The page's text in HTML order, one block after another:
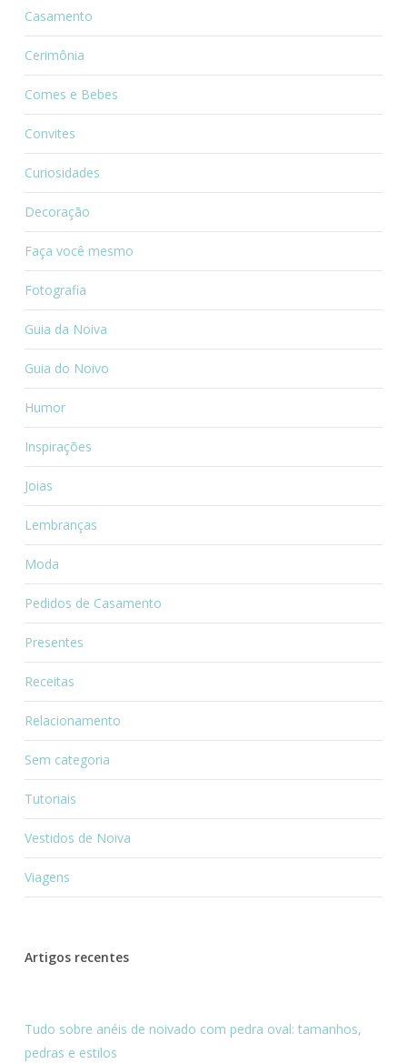
Casamento
Cerimônia
Comes e Bebes
Convites
Curiosidades
Decoração
Faça você mesmo
Fotografia
Guia da Noiva
Guia do Noivo
Humor
Inspirações
Joias
Lembranças
Moda
Pedidos de Casamento
Presentes
Receitas
Relacionamento
Sem categoria
Tutoriais
Vestidos de Noiva
Viagens
Artigos recentes
Tudo sobre anéis de noivado com pedra oval: tamanhos,
pedras e estilos